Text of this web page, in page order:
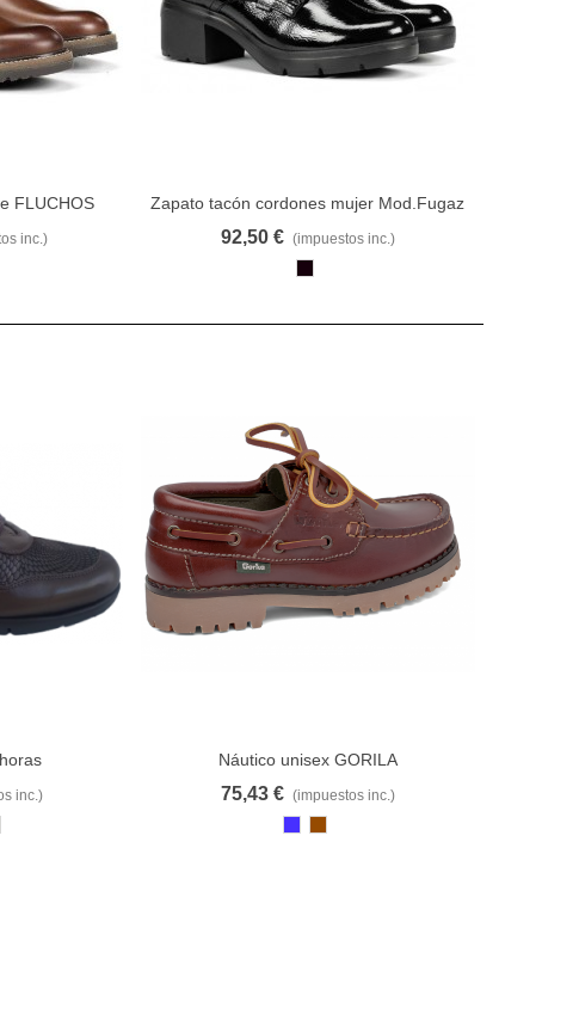
FLUCHOS
inc.)
FAVORITO COMPARAR
Zapato tacón cordones mujer Mod.Fugaz
Ch. negro
92,50 € (impuestos inc.)
COMPARAR
inc.)
FAVORITO COMPARAR
Náutico unisex GORILA
75,43 € (impuestos inc.)